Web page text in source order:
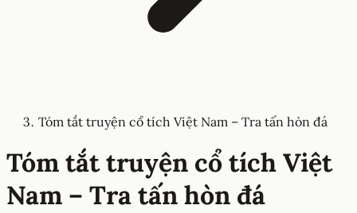
Tóm tắt truyện cổ tích Việt Nam – Tra tấn hòn đá
Tóm tắt truyện cổ tích Việt
Nam – Tra tấn hòn đá